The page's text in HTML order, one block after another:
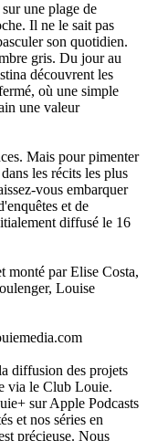
une plage de
Il ne le sait pas
son quotidien.
gris. Du jour au
découvrent les
où une simple
une valeur
Mais pour pimenter
les récits les plus
vous embarquer
et de
diffusé le 16
monté par Elise Costa,
Louise
diffusion des projets
via le Club Louie.
sur Apple Podcasts
et nos séries en
précieuse. Nous